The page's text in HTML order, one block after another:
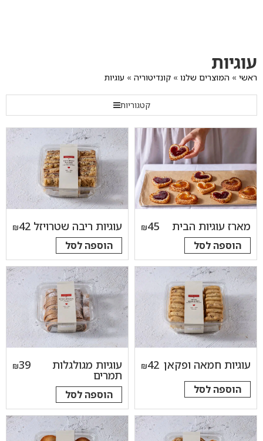
לתפריט
הקטגוריות
לרשימת
המוצרים
להודעות
תפריט
עוגיות
ראשי » המוצרים שלנו » קונדיטוריה » עוגיות
קטגוריות
מארז עוגיות הבית 45
₪
הוספה לסל
עוגיות ריבה שטרויזל 42
₪
הוספה לסל
עוגיות חמאה ופקאן 42
₪
הוספה לסל
עוגיות מגולגלות
תמרים
39
₪
הוספה לסל